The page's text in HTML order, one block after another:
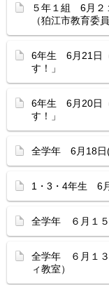
５年１組 6月２
（狛江市教育委
6年生 6月21日
す！」
6年生 6月20日
す！」
全学年 6月18日
1・3・4年生 6
全学年 ６月１
全学年 ６月１
ィ教室）